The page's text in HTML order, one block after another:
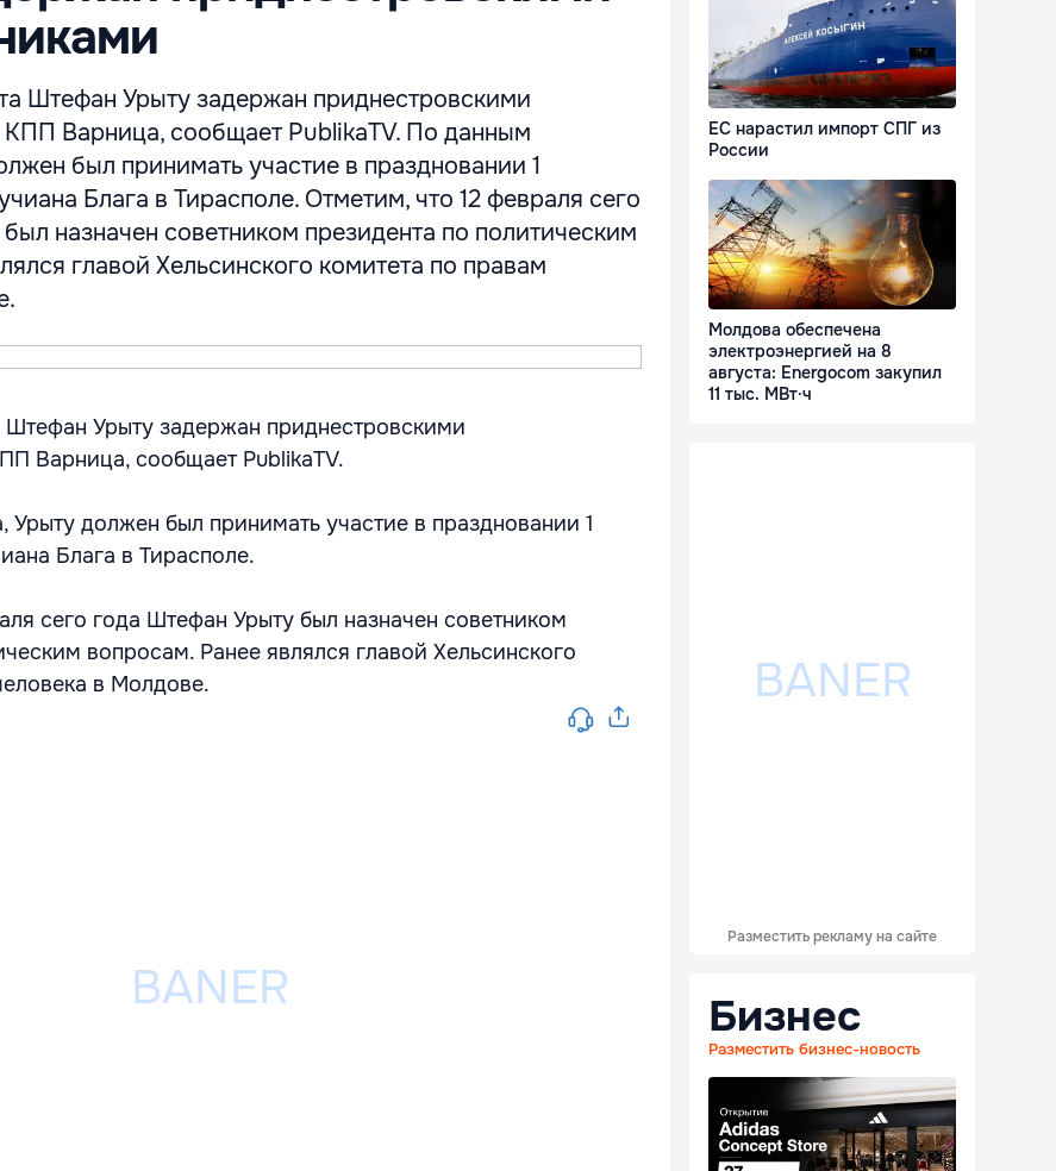
Штефан Урыту задержан приднестровскими
КПП Варница, сообщает PublikaTV. По данным
был принимать участие в праздновании 1
Блага в Тирасполе. Отметим, что 12 февраля сего
назначен советником президента по политическим
главой Хельсинского комитета по правам
Штефан Урыту задержан приднестровскими
Варница, сообщает PublikaTV.
Урыту должен был принимать участие в праздновании 1
Блага в Тирасполе.
сего года Штефан Урыту был назначен советником
вопросам. Ранее являлся главой Хельсинского
в Молдове.
ЕС нарастил импорт СПГ из
России
Молдова обеспечена
электроэнергией на 8
августа: Energocom закупил
11 тыс. МВт·ч
Разместить рекламу на сайте
Бизнес
Разместить бизнес-новость